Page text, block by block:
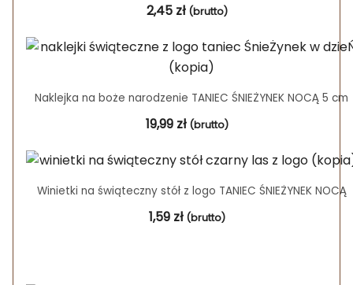
2,45 zł (brutto)
Naklejka na boże narodzenie TANIEC ŚNIEŻYNEK NOCĄ 5 cm
19,99 zł (brutto)
Winietki na świąteczny stół z logo TANIEC ŚNIEŻYNEK NOCĄ
1,59 zł (brutto)